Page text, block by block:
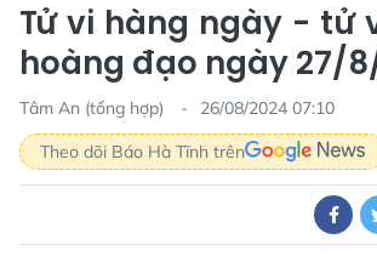
Tử vi hàng ngày - tử
hoàng đạo ngày 27/
Tâm An (tổng hợp)
26/08/2024 07:10
Theo dõi Báo Hà Tĩnh trên